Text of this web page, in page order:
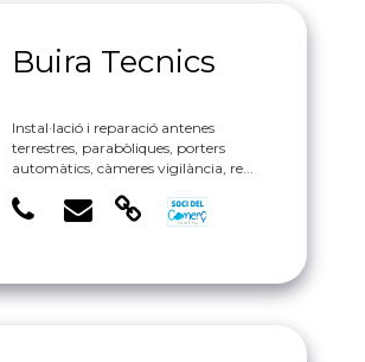
Buira Tecnics
Instal·lació i reparació antenes
terrestres, parabòliques, porters
automàtics, càmeres vigilància, re...